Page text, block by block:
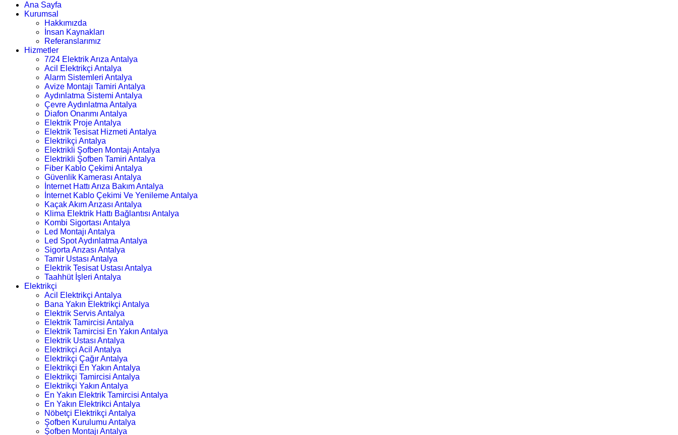
Ana Sayfa
Kurumsal
Hakkımızda
İnsan Kaynakları
Referanslarımız
Hizmetler
7/24 Elektrik Arıza Antalya
Acil Elektrikçi Antalya
Alarm Sistemleri Antalya
Avize Montajı Tamiri Antalya
Aydınlatma Sistemi Antalya
Çevre Aydınlatma Antalya
Diafon Onarımı Antalya
Elektrik Proje Antalya
Elektrik Tesisat Hizmeti Antalya
Elektrikçi Antalya
Elektrikli Şofben Montajı Antalya
Elektrikli Şofben Tamiri Antalya
Fiber Kablo Çekimi Antalya
Güvenlik Kamerası Antalya
İnternet Hattı Arıza Bakım Antalya
İnternet Kablo Çekimi Ve Yenileme Antalya
Kaçak Akım Arızası Antalya
Klima Elektrik Hattı Bağlantısı Antalya
Kombi Sigortası Antalya
Led Montajı Antalya
Led Spot Aydınlatma Antalya
Sigorta Arızası Antalya
Tamir Ustası Antalya
Elektrik Tesisat Ustası Antalya
Taahhüt İşleri Antalya
Elektrikçi
Acil Elektrikçi Antalya
Bana Yakın Elektrikçi Antalya
Elektrik Servis Antalya
Elektrik Tamircisi Antalya
Elektrik Tamircisi En Yakın Antalya
Elektrik Ustası Antalya
Elektrikçi Acil Antalya
Elektrikçi Çağır Antalya
Elektrikçi En Yakın Antalya
Elektrikçi Tamircisi Antalya
Elektrikçi Yakın Antalya
En Yakın Elektrik Tamircisi Antalya
En Yakın Elektrikci Antalya
Nöbetçi Elektrikçi Antalya
Şofben Kurulumu Antalya
Şofben Montajı Antalya